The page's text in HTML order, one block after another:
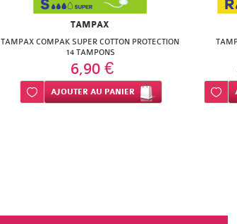
TAMPAX
TAMPAX COMPAK SUPER COTTON PROTECTION
14 TAMPONS
6,90 €
Ajouter à ma liste d’envie
AJOUTER AU PANIER